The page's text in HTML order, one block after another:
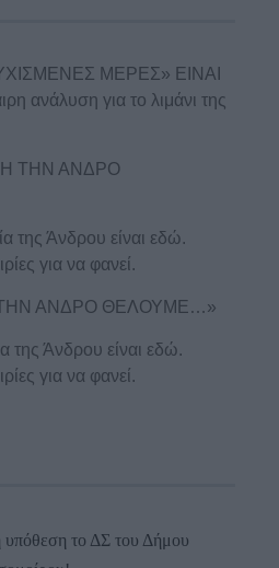
ΜΕΡΕΣ» ΕΙΝΑΙ
ανάλυση για το λιμάνι της
ΤΗΝ ΑΝΔΡΟ
της Άνδρου είναι εδώ.
για να φανεί.
ΑΝΔΡΟ ΘΕΛΟΥΜΕ…»
της Άνδρου είναι εδώ.
για να φανεί.
το ΔΣ του Δήμου